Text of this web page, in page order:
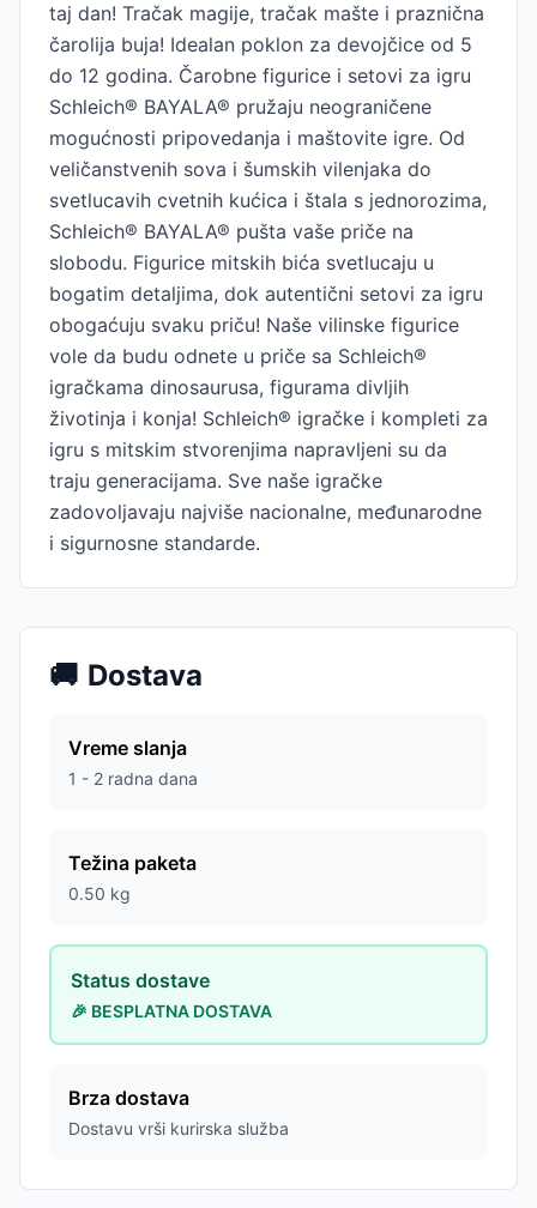
taj dan! Tračak magije, tračak mašte i praznična
čarolija buja! Idealan poklon za devojčice od 5
do 12 godina. Čarobne figurice i setovi za igru ​​
Schleich® BAYALA® pružaju neograničene
mogućnosti pripovedanja i maštovite igre. Od
veličanstvenih sova i šumskih vilenjaka do
svetlucavih cvetnih kućica i štala s jednorozima,
Schleich® BAYALA® pušta vaše priče na
slobodu. Figurice mitskih bića svetlucaju u
bogatim detaljima, dok autentični setovi za igru
​​obogaćuju svaku priču! Naše vilinske figurice
vole da budu odnete u priče sa Schleich®
igračkama dinosaurusa, figurama divljih
životinja i konja! Schleich® igračke i kompleti za
igru ​​s mitskim stvorenjima napravljeni su da
traju generacijama. Sve naše igračke
zadovoljavaju najviše nacionalne, međunarodne
i sigurnosne standarde.
🚚 Dostava
Vreme slanja
1 - 2 radna dana
Težina paketa
0.50 kg
Status dostave
🎉 BESPLATNA DOSTAVA
Brza dostava
Dostavu vrši kurirska služba